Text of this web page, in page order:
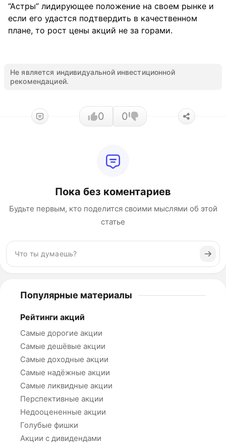
“Астры” лидирующее положение на своем рынке и
если его удастся подтвердить в качественном
плане, то рост цены акций не за горами.
Не является индивидуальной инвестиционной
рекомендацией.
0 0
Пока без коментариев
Будьте первым, кто поделится своими мыслями об этой
статье
Популярные материалы
Рейтинги акций
Самые дорогие акции
Самые дешёвые акции
Самые доходные акции
Самые надёжные акции
Самые ликвидные акции
Перспективные акции
Недооцененные акции
Голубые фишки
Акции с дивидендами